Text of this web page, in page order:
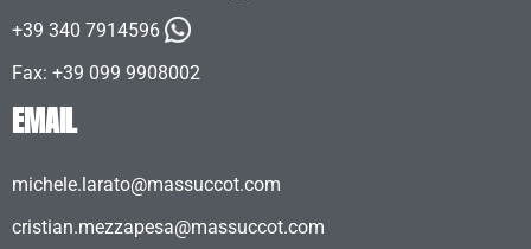
+39 340 7914596
Fax: +39 099 9908002
EMAIL
michele.larato@massuccot.com
cristian.mezzapesa@massuccot.com